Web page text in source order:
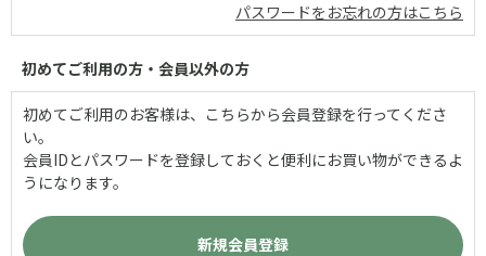
パスワードをお忘れの方はこちら
初めてご利用の方・会員以外の方
初めてご利用のお客様は、こちらから会員登録を行ってくださ
い。
会員IDとパスワードを登録しておくと便利にお買い物ができるよ
うになります。